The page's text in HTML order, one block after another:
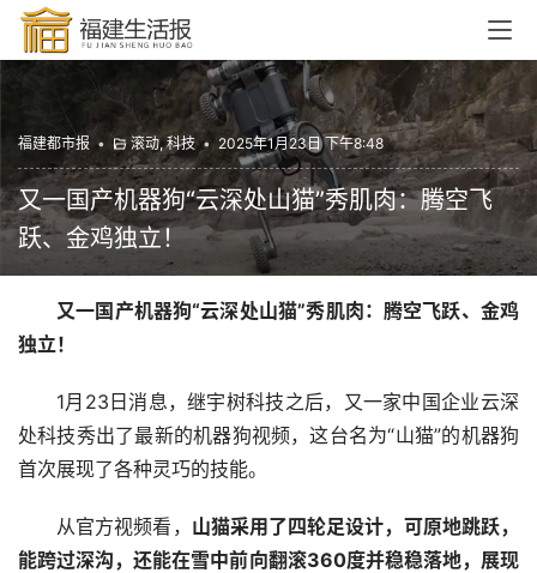
福建都市报 • 滚动,科技 • 2025年1月23日 下午8:48
又一国产机器狗“云深处山猫”秀肌肉：腾空飞
跃、金鸡独立！
又一国产机器狗“云深处山猫”秀肌肉：腾空飞跃、金鸡
独立！
1月23日消息，继宇树科技之后，又一家中国企业云深
处科技秀出了最新的机器狗视频，这台名为“山猫”的机器狗
首次展现了各种灵巧的技能。
从官方视频看， 山猫采用了四轮足设计，可原地跳跃，
能跨过深沟，还能在雪中前向翻滚360度并稳稳落地，展现